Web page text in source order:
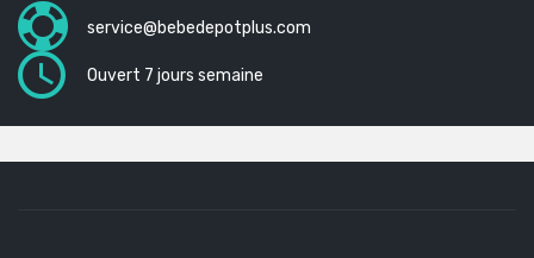
service@bebedepotplus.com
Ouvert 7 jours semaine